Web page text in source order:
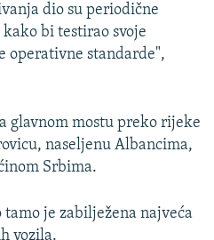
dio su periodične
bi testirao svoje
operativne standarde",
glavnom mostu preko rijeke
naseljenu Albancima,
Srbima.
je zabilježena najveća
vozila.